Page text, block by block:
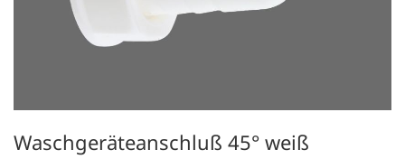
Waschgeräteanschluß 45° weiß